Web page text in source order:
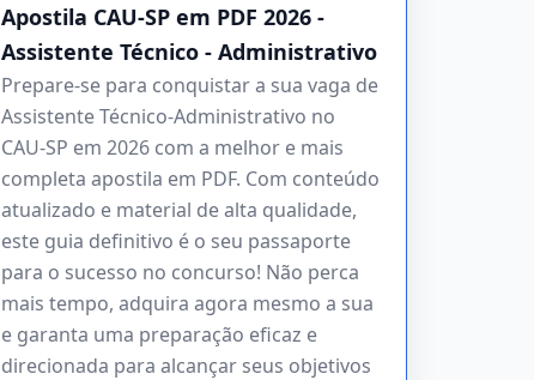
Apostila CAU-SP em PDF 2026 -
Assistente Técnico - Administrativo
Prepare-se para conquistar a sua vaga de
Assistente Técnico-Administrativo no
CAU-SP em 2026 com a melhor e mais
completa apostila em PDF. Com conteúdo
atualizado e material de alta qualidade,
este guia definitivo é o seu passaporte
para o sucesso no concurso! Não perca
mais tempo, adquira agora mesmo a sua
e garanta uma preparação eficaz e
direcionada para alcançar seus objetivos